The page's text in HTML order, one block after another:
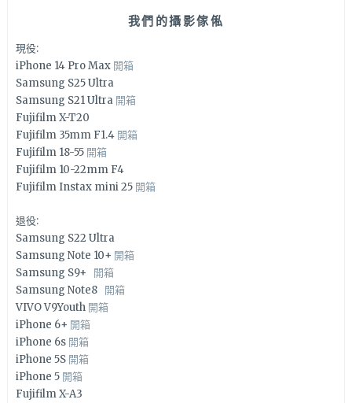
我們的攝影傢俬
現役:
iPhone 14 Pro Max 開箱
Samsung S25 Ultra
Samsung S21 Ultra 開箱
Fujifilm X-T20
Fujifilm 35mm F1.4 開箱
Fujifilm 18-55 開箱
Fujifilm 10-22mm F4
Fujifilm Instax mini 25 開箱
退役:
Samsung S22 Ultra
Samsung Note 10+ 開箱
Samsung S9+ 開箱
Samsung Note8 開箱
VIVO V9Youth 開箱
iPhone 6+ 開箱
iPhone 6s 開箱
iPhone 5S 開箱
iPhone 5 開箱
Fujifilm X-A3